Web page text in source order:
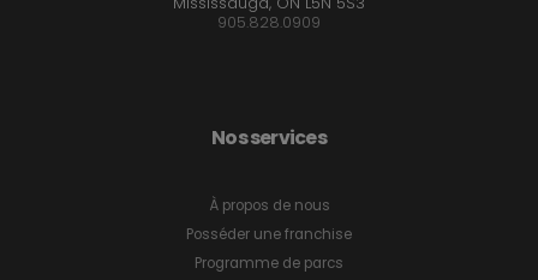
905.828.0909
Nos services
À propos de nous
Posséder une franchise
Programme de parcs